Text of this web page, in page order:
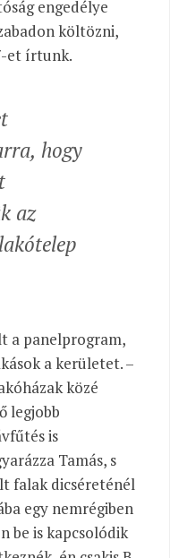
engedélye
költözni,
et írtunk.
hogy
az
a panelprogram,
a kerületet. –
közé
legjobb
is
Tamás, s
falak dicséreténél
egy nemrégiben
be is kapcsolódik